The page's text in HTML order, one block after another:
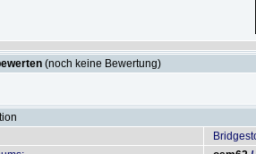
(noch keine Bewertung)